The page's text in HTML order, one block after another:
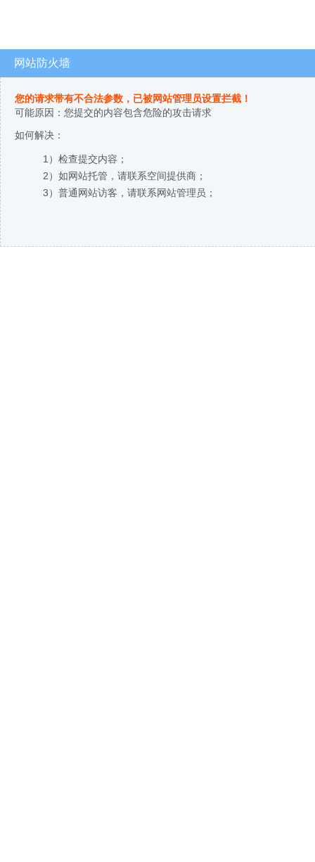
网站防火墙
您的请求带有不合法参数，已被网站管理员设置拦截！
可能原因：您提交的内容包含危险的攻击请求
如何解决：
1）检查提交内容；
2）如网站托管，请联系空间提供商；
3）普通网站访客，请联系网站管理员；